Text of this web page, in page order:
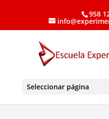
958
Seleccionar página